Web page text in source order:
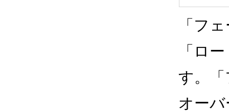
「フ
「ロ
す。
オー